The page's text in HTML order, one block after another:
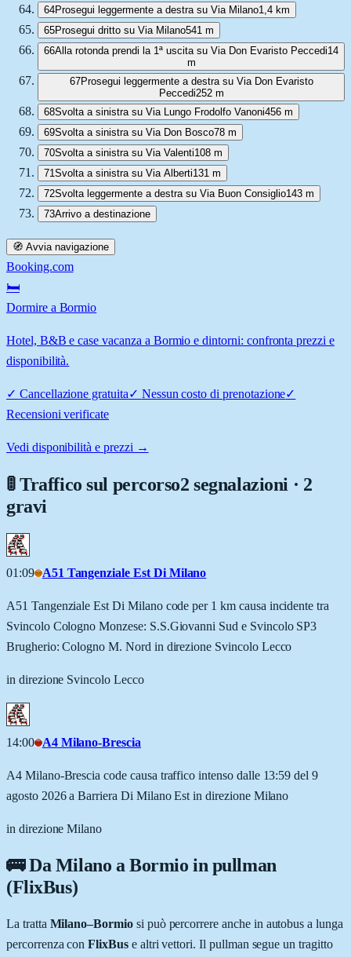
64Prosegui leggermente a destra su Via Milano1,4 km
65Prosegui dritto su Via Milano541 m
66Alla rotonda prendi la 1ª uscita su Via Don Evaristo Peccedi14
m
67Prosegui leggermente a destra su Via Don Evaristo
Peccedi252 m
68Svolta a sinistra su Via Lungo Frodolfo Vanoni456 m
69Svolta a sinistra su Via Don Bosco78 m
70Svolta a sinistra su Via Valenti108 m
71Svolta a sinistra su Via Alberti131 m
72Svolta leggermente a destra su Via Buon Consiglio143 m
73Arrivo a destinazione
🧭 Avvia navigazione
Booking.com
🛏️
Dormire a Bormio
Hotel, B&B e case vacanza a Bormio e dintorni: confronta prezzi e
disponibilità.
✓ Cancellazione gratuita✓ Nessun costo di prenotazione✓
Recensioni verificate
Vedi disponibilità e prezzi →
🚦 Traffico sul percorso2 segnalazioni · 2
gravi
01:09 A51 Tangenziale Est Di Milano
A51 Tangenziale Est Di Milano code per 1 km causa incidente tra
Svincolo Cologno Monzese: S.S.Giovanni Sud e Svincolo SP3
Brugherio: Cologno M. Nord in direzione Svincolo Lecco
in direzione Svincolo Lecco
14:00 A4 Milano-Brescia
A4 Milano-Brescia code causa traffico intenso dalle 13:59 del 9
agosto 2026 a Barriera Di Milano Est in direzione Milano
in direzione Milano
🚌 DaMilano aBormio in pullman
(FlixBus)
La tratta Milano–Bormiosi può percorrere anche in autobus a lunga
percorrenza conFlixBuse altri vettori. Il pullman segue un tragitto